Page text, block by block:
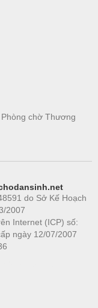
chờ Thương
do Sở Kế Hoạch
2007
Internet (ICP) số:
ngày 12/07/2007